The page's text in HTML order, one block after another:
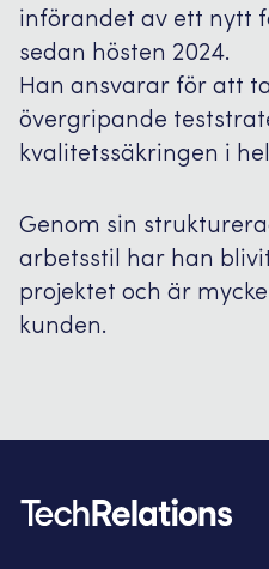
införandet av ett nytt
sedan hösten 2024.
Han ansvarar för att
övergripande
kvalitetssäkringen i
Genom sin
arbetsstil har han
projektet och är
kunden.